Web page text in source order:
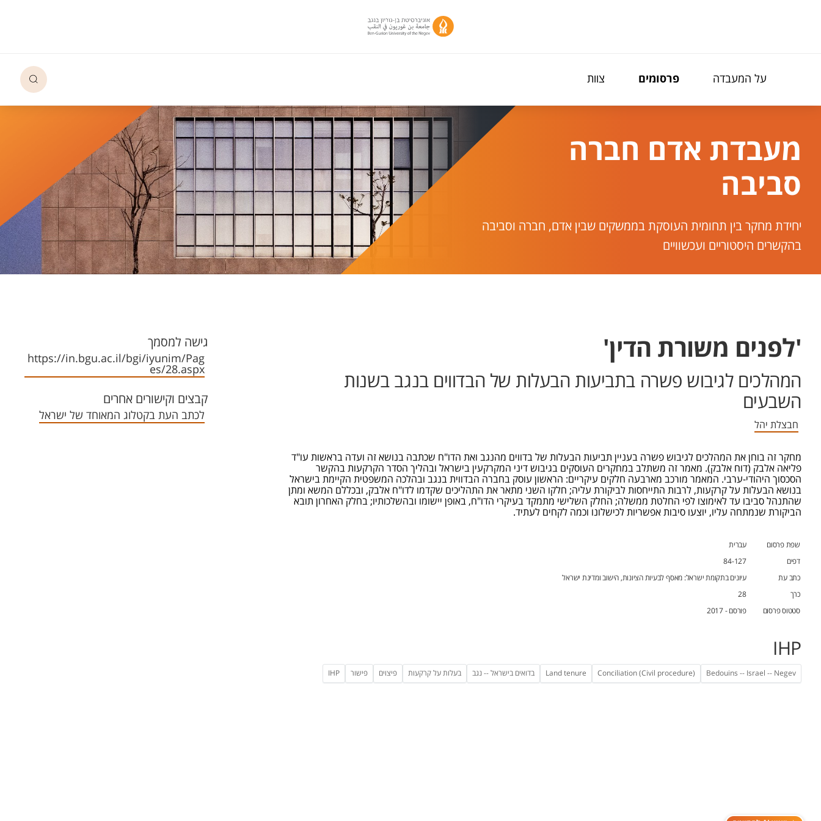
על המעבדה פרסומים צוות
מעבדת אדם חברה
סביבה
יחידת מחקר בין תחומית העוסקת בממשקים שבין אדם, חברה וסביבה
בהקשרים היסטוריים ועכשוויים
'לפנים משורת הדין'
המהלכים לגיבוש פשרה בתביעות הבעלות של הבדווים בנגב בשנות
השבעים
חבצלת יהל
מחקר זה בוחן את המהלכים לגיבוש פשרה בעניין תביעות הבעלות של בדווים מהנגב ואת הדו"ח שכתבה בנושא זה ועדה בראשות עו"ד
פליאה אלבק (דוח אלבק). מאמר זה משתלב במחקרים העוסקים בגיבוש דיני המקרקעין בישראל ובהליך הסדר הקרקעות בהקשר
הסכסוך היהודי-ערבי. המאמר מורכב מארבעה חלקים עיקריים: הראשון עוסק בחברה הבדווית בנגב ובהלכה המשפטית הקיימת בישראל
בנושא הבעלות על קרקעות, לרבות התייחסות לביקורת עליה; חלקו השני מתאר את התהליכים שקדמו לדו"ח אלבק, ובכללם המשא ומתן
שהתנהל סביבו עד לאימוצו לפי החלטת ממשלה; החלק השלישי מתמקד בעיקרי הדו"ח, באופן יישומו ובהשלכותיו; בחלק האחרון תובא
הביקורת שנמתחה עליו, יוצעו סיבות אפשריות לכישלונו וכמה לקחים לעתיד.
שפת פרסום
עברית
דפים
84-127
כתב עת
עיונים בתקומת ישראל: מאסף לבעיות הציונות, הישוב ומדינת ישראל
כרך
28
סטטוס פרסום
פורסם - 2017
IHP
Bedouins -- Israel -- Negev
Conciliation (Civil procedure)
Land tenure בדואים בישראל -- נגב בעלות על קרקעות פיצוים פישור IHP
גישה למסמך
https://in.bgu.ac.il/bgi/iyunim/Pag
es/28.aspx
קבצים וקישורים אחרים
לכתב העת בקטלוג המאוחד של ישראל